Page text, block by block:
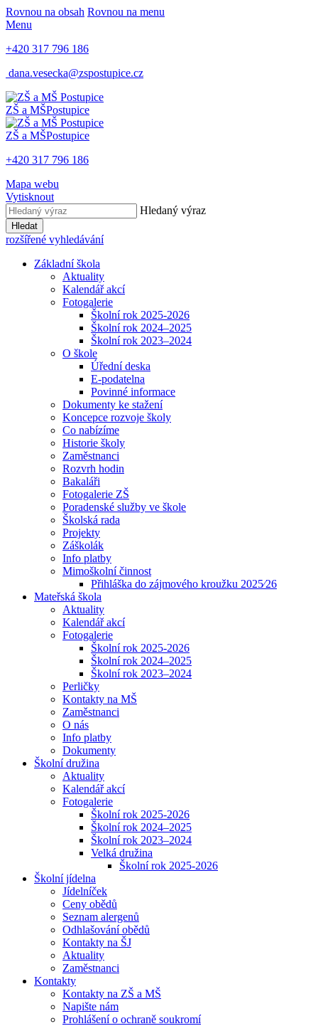
Rovnou na obsah Rovnou na menu
Menu
+420 317 796 186
dana.vesecka@zspostupice.cz
ZŠ a MŠPostupice
ZŠ a MŠPostupice
+420 317 796 186
Mapa webu
Vytisknout
Hledaný výraz
Hledat
rozšířené vyhledávání
Základní škola
Aktuality
Kalendář akcí
Fotogalerie
Školní rok 2025-2026
Školní rok 2024–2025
Školní rok 2023–2024
O škole
Úřední deska
E-podatelna
Povinné informace
Dokumenty ke stažení
Koncepce rozvoje školy
Co nabízíme
Historie školy
Zaměstnanci
Rozvrh hodin
Bakaláři
Fotogalerie ZŠ
Poradenské služby ve škole
Školská rada
Projekty
Záškolák
Info platby
Mimoškolní činnost
Přihláška do zájmového kroužku 2025⁄26
Mateřská škola
Aktuality
Kalendář akcí
Fotogalerie
Školní rok 2025-2026
Školní rok 2024–2025
Školní rok 2023–2024
Perličky
Kontakty na MŠ
Zaměstnanci
O nás
Info platby
Dokumenty
Školní družina
Aktuality
Kalendář akcí
Fotogalerie
Školní rok 2025-2026
Školní rok 2024–2025
Školní rok 2023–2024
Velká družina
Školní rok 2025-2026
Školní jídelna
Jídelníček
Ceny obědů
Seznam alergenů
Odhlašování obědů
Kontakty na ŠJ
Aktuality
Zaměstnanci
Kontakty
Kontakty na ZŠ a MŠ
Napište nám
Prohlášení o ochraně soukromí